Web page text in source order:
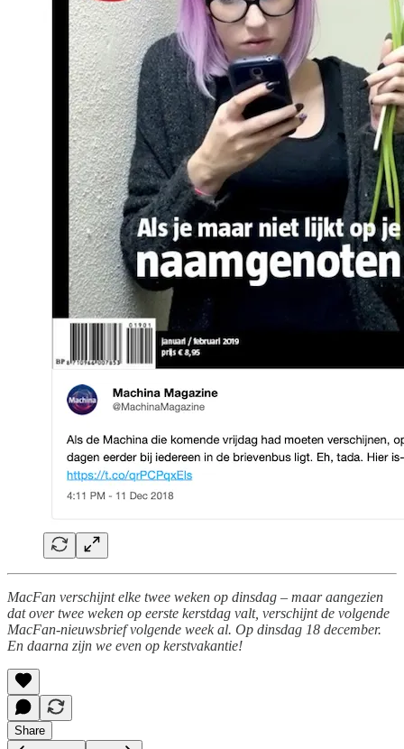
MacFan verschijnt elke twee weken op dinsdag – maar aangezien
dat over twee weken op eerste kerstdag valt, verschijnt de volgende
MacFan-nieuwsbrief volgende week al. Op dinsdag 18 december.
En daarna zijn we even op kerstvakantie!
Share